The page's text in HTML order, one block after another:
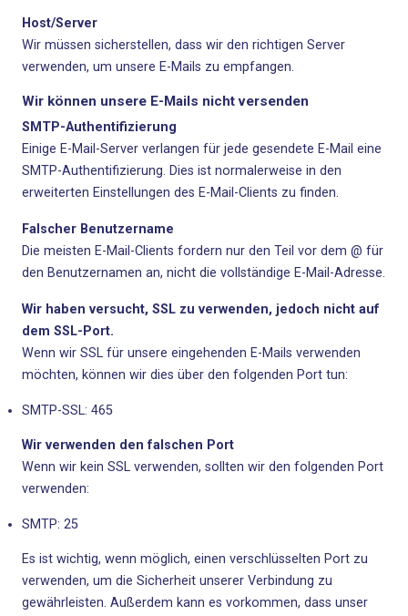
Host/Server
Wir müssen sicherstellen, dass wir den richtigen Server
verwenden, um unsere E-Mails zu empfangen.
Wir können unsere E-Mails nicht versenden
SMTP-Authentifizierung
Einige E-Mail-Server verlangen für jede gesendete E-Mail eine
SMTP-Authentifizierung. Dies ist normalerweise in den
erweiterten Einstellungen des E-Mail-Clients zu finden.
Falscher Benutzername
Die meisten E-Mail-Clients fordern nur den Teil vor dem @ für
den Benutzernamen an, nicht die vollständige E-Mail-Adresse.
Wir haben versucht, SSL zu verwenden, jedoch nicht auf
dem SSL-Port.
Wenn wir SSL für unsere eingehenden E-Mails verwenden
möchten, können wir dies über den folgenden Port tun:
SMTP-SSL: 465
Wir verwenden den falschen Port
Wenn wir kein SSL verwenden, sollten wir den folgenden Port
verwenden:
SMTP: 25
Es ist wichtig, wenn möglich, einen verschlüsselten Port zu
verwenden, um die Sicherheit unserer Verbindung zu
gewährleisten. Außerdem kann es vorkommen, dass unser